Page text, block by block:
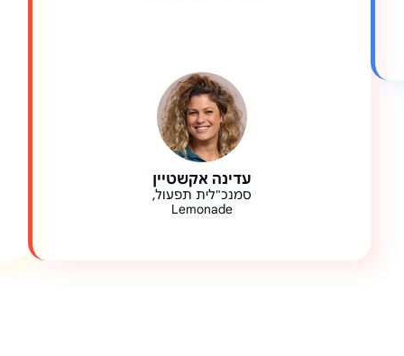
עדינה אקשטיין
סמנכ"לית תפעול,
Lemonade